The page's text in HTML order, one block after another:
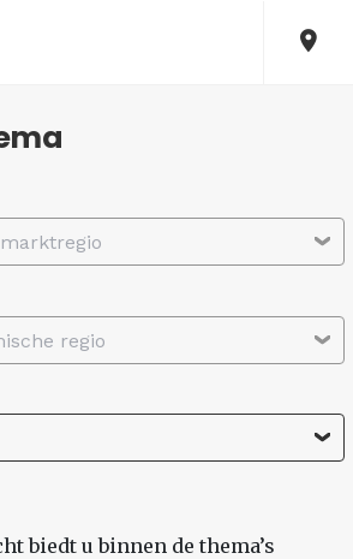
regio
biedt u binnen de thema’s